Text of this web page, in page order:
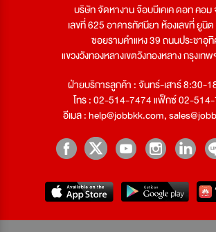
บริษัท จัดหางาน จ๊อบบีเคเค ดอท คอม
เลขที่ 625 อาคารทัศนียา ห้องเลขที่ ยูนิ
ซอยรามคำแหง 39 ถนนประชาอุ
แขวงวังทองหลางเขตวังทองหลาง กรุงเท
ฝ่ายบริการลูกค้า : จันทร์-เสาร์ 8:30-
โทร : 02-514-7474 แฟ็กซ์ 02-
อีเมล :help@jobbkk.com,